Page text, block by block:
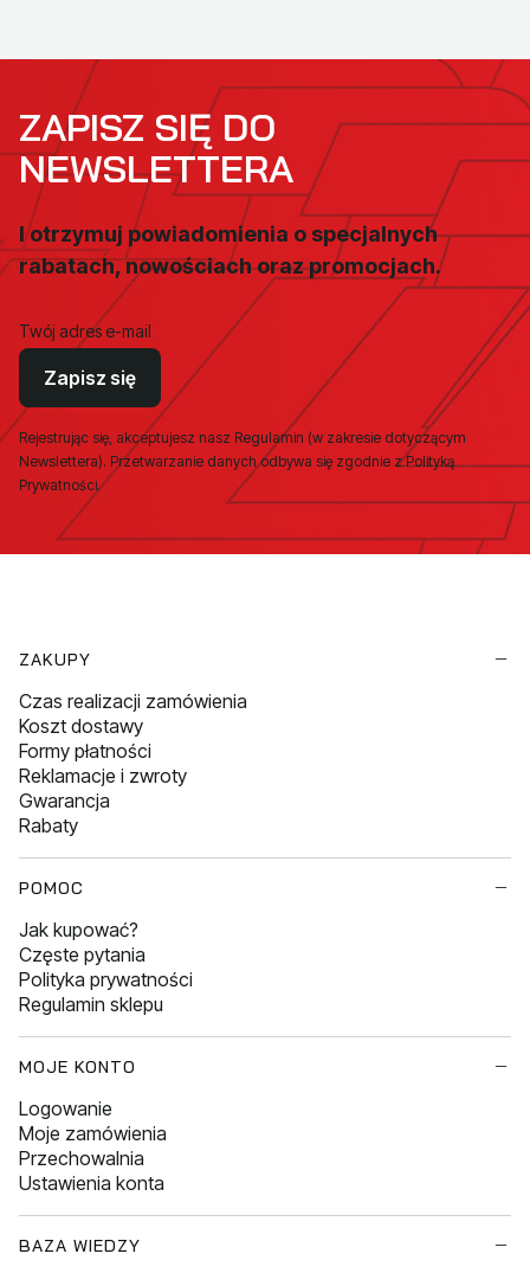
ZAPISZ SIĘ DO
NEWSLETTERA
I otrzymuj powiadomienia o specjalnych
rabatach, nowościach oraz promocjach.
Twój adres e-mail
Zapisz się
Rejestrując się, akceptujesz nasz Regulamin (w zakresie dotyczącym
Newslettera). Przetwarzanie danych odbywa się zgodnie z Polityką
Prywatności.
ZAKUPY
Czas realizacji zamówienia
Koszt dostawy
Formy płatności
Reklamacje i zwroty
Gwarancja
Rabaty
POMOC
Jak kupować?
Częste pytania
Polityka prywatności
Regulamin sklepu
MOJE KONTO
Logowanie
Moje zamówienia
Przechowalnia
Ustawienia konta
BAZA WIEDZY